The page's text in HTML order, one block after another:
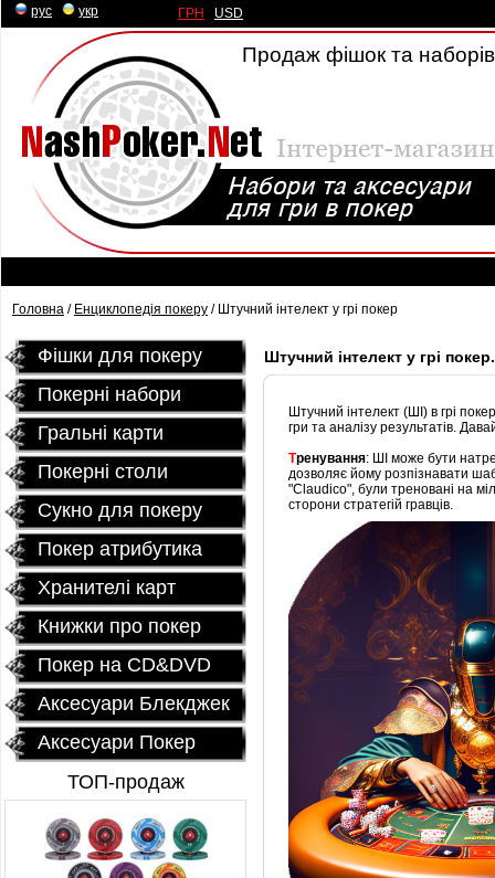
рус укр ГРН USD
Продаж фішок та
Головна / Енциклопедія покеру / Штучний інтелект у грі покер
Фішки для покеру
Покерні набори
Гральні карти
Покернi столи
Сукно для покеру
Покер атрибутика
Хранителі карт
Книжки про покер
Покер на CD&DVD
Аксесуари Блекджек
Аксесуари Покер
ТОП-продаж
Штучний інтелект у грі
Штучний інтелект (ШІ) в грі
гри та аналізу результатів.
Тренування: ШІ може бути
дозволяє йому розпізнавати
"Claudico", були треновані на
сторони стратегій гравців.